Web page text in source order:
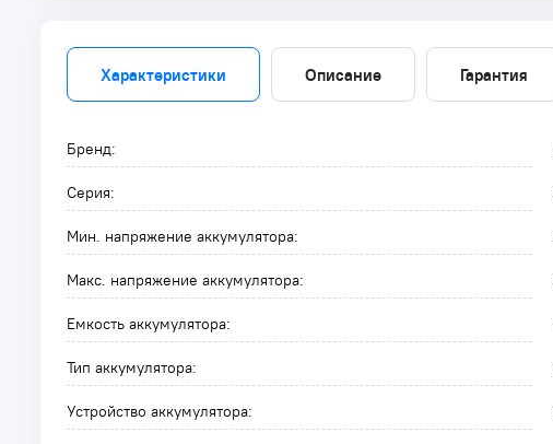
Характеристики Описание Гарантия
Бренд:
Серия:
Мин. напряжение аккумулятора:
Макс. напряжение аккумулятора:
Емкость аккумулятора:
Тип аккумулятора:
Устройство аккумулятора: